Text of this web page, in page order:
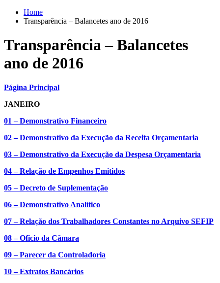
Home
Transparência – Balancetes ano de 2016
Transparência – Balancetes
ano de 2016
Página Principal
JANEIRO
01 – Demonstrativo Financeiro
02 – Demonstrativo da Execução da Receita Orçamentaria
03 – Demonstrativo da Execução da Despesa Orçamentaria
04 – Relação de Empenhos Emitidos
05 – Decreto de Suplementação
06 – Demonstrativo Analítico
07 – Relação dos Trabalhadores Constantes no Arquivo SEFIP
08 – Oficio da Câmara
09 – Parecer da Controladoria
10 – Extratos Bancários